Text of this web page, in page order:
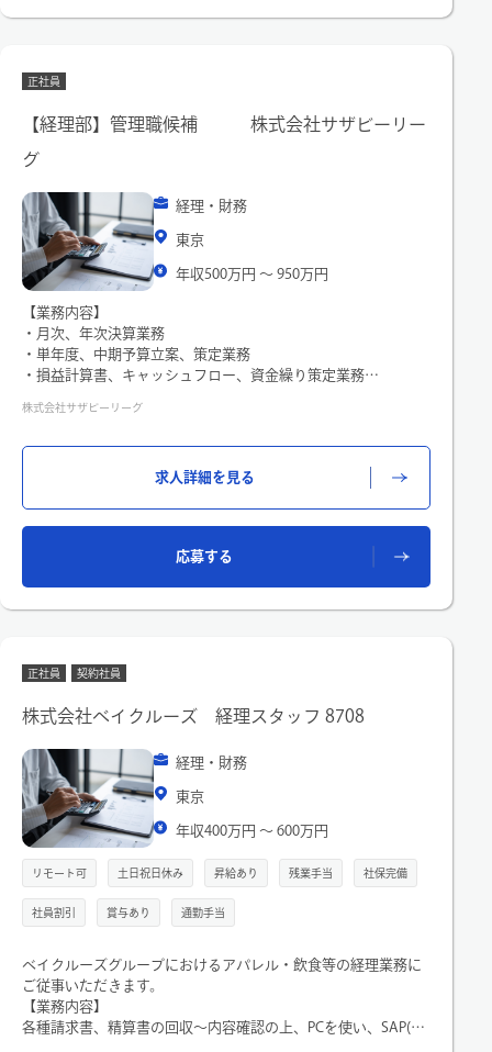
・他部署との調整や経営サポート業務
正社員
【経理部】管理職候補 株式会社サザビーリー
グ
経理・財務
東京
年収500万円 〜 950万円
【業務内容】
・月次、年次決算業務
・単年度、中期予算立案、策定業務
・損益計算書、キャッシュフロー、資金繰り策定業務
策の立案、実行
・新規ビジネス開始時の経理実務の構築、課題の抽出、改善
また配属先・担当する部門によっては、受託した経理業務（税
務、資金含む）をマネジメントし、財務会計情報を適時、正確
株式会社サザビーリーグ
求人詳細を見る
応募する
正社員 契約社員
株式会社ベイクルーズ 経理スタッフ 8708
経理・財務
東京
年収400万円 〜 600万円
リモート可 土日祝日休み 昇給あり 残業手当 社保完備
社員割引 賞与あり 通勤手当
ベイクルーズグループにおけるアパレル・飲食等の経理業務に
ご従事いただきます。
【業務内容】
各種請求書、精算書の回収～内容確認の上、PCを使い、SAP(会